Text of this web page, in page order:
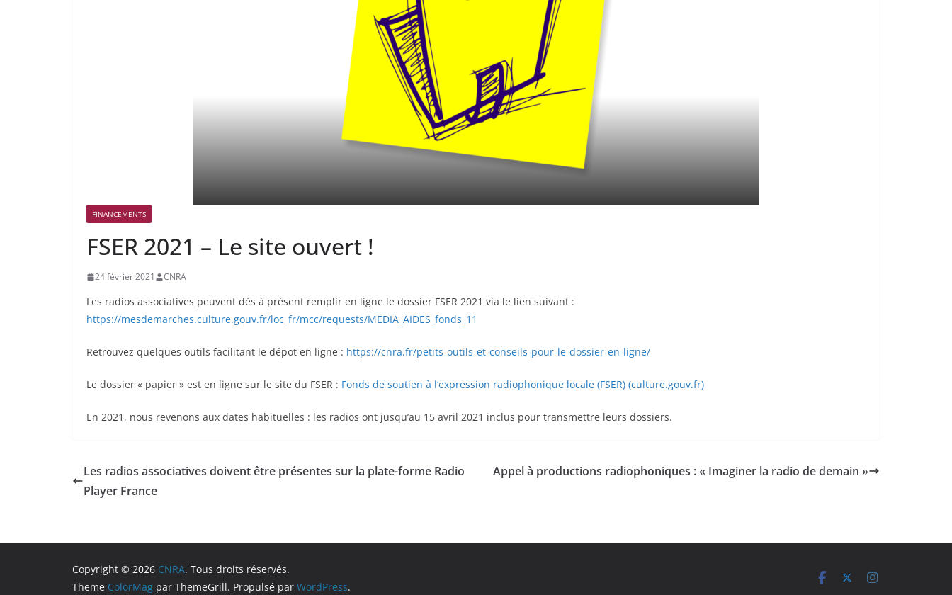
FINANCEMENTS
FSER 2021 – Le site ouvert !
24 février 2021 CNRA
Les radios associatives peuvent dès à présent remplir en ligne le dossier FSER 2021 via le lien suivant :
https://mesdemarches.culture.gouv.fr/loc_fr/mcc/requests/MEDIA_AIDES_fonds_11
Retrouvez quelques outils facilitant le dépot en ligne : https://cnra.fr/petits-outils-et-conseils-pour-le-dossier-en-ligne/
Le dossier « papier » est en ligne sur le site du FSER : Fonds de soutien à l’expression radiophonique locale (FSER) (culture.gouv.fr)
En 2021, nous revenons aux dates habituelles : les radios ont jusqu’au 15 avril 2021 inclus pour transmettre leurs dossiers.
Les radios associatives doivent être présentes sur la plate-forme Radio
Player France
Appel à productions radiophoniques : « Imaginer la radio de demain »
Copyright © 2026 CNRA. Tous droits réservés.
Theme ColorMag par ThemeGrill. Propulsé par WordPress.